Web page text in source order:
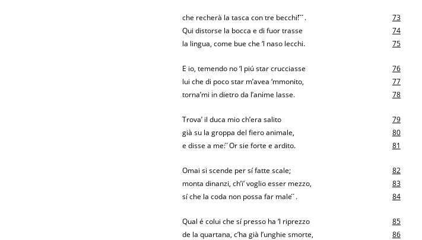
che recherà la tasca con tre becchi! ́ ́ ́. 73
Qui distorse la bocca e di fuor trasse
74
la lingua, come bue che ‘l naso lecchi.
75
E io, temendo no ‘l piú star crucciasse 76
lui che di poco star m’avea ‘mmonito,
77
torna’mi in dietro da l’anime lasse.
78
Trova’ il duca mio ch’era salito 79
già su la groppa del fiero animale,
80
e disse a me: ́ ́Or sie forte e ardito.
81
Omai si scende per sí fatte scale; 82
monta dinanzi, ch’i’ voglio esser mezzo,
83
sí che la coda non possa far male ́ ́.
84
Qual é colui che sí presso ha ‘l riprezzo 85
de la quartana, c’ha già l’unghie smorte,
86